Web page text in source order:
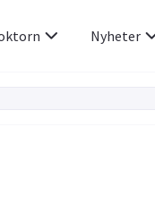
Nyheter